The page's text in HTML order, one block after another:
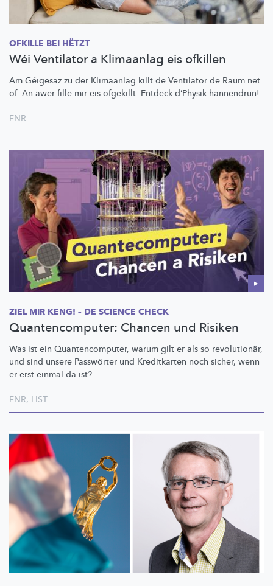
OFKILLE BEI HËTZT
Wéi Ventilator a Klimaanlag eis ofkillen
Am Géigesaz zu der Klimaanlag killt de Ventilator de Raum net
of. An awer fille mir eis ofgekillt. Entdeck d’Physik hannendrun!
FNR
ZIEL MIR KENG! – DE SCIENCE CHECK
Quantencomputer: Chancen und Risiken
Was ist ein Quantencomputer, warum gilt er als so revolutionär,
und sind unsere Passwörter und Kreditkarten noch sicher, wenn
er erst einmal da ist?
FNR, LIST